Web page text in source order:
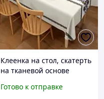
Клеенка на стол, скатерть
на тканевой основе
Готово к отправке